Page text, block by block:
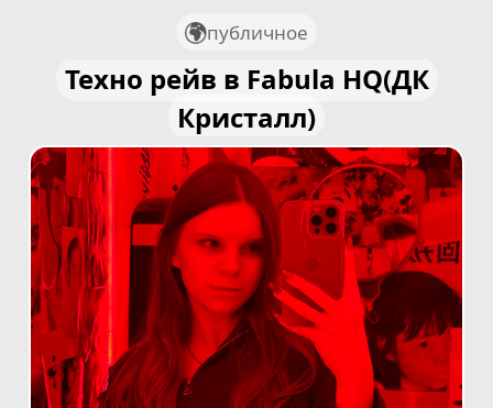
публичное
Техно рейв в Fabula HQ(ДК
Кристалл)